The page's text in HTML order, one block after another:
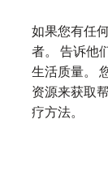
如果您有任
者。 告诉他
生活质量。
资源来获取
疗方法。